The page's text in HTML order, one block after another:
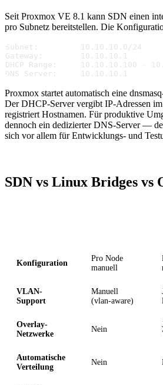
Seit Proxmox VE 8.1 kann SDN einen
pro Subnetz bereitstellen. Die
Subnet:         10.10.10.0/24
Gateway:        10.10.10.1
DHCP Range:     10.10.10.100 -
DNS Server:     10.10.10.1
Proxmox startet automatisch eine
Der DHCP-Server vergibt IP-Adressen
registriert Hostnamen. Für produktive
dennoch ein dedizierter DNS-Server —
sich vor allem für Entwicklungs- und
SDN vs Linux Bridges vs
Konfiguration
Pro Node
manuell
VLAN-
Support
Manuell
(vlan-aware)
Overlay-
Netzwerke
Nein
Automatische
Verteilung
Nein